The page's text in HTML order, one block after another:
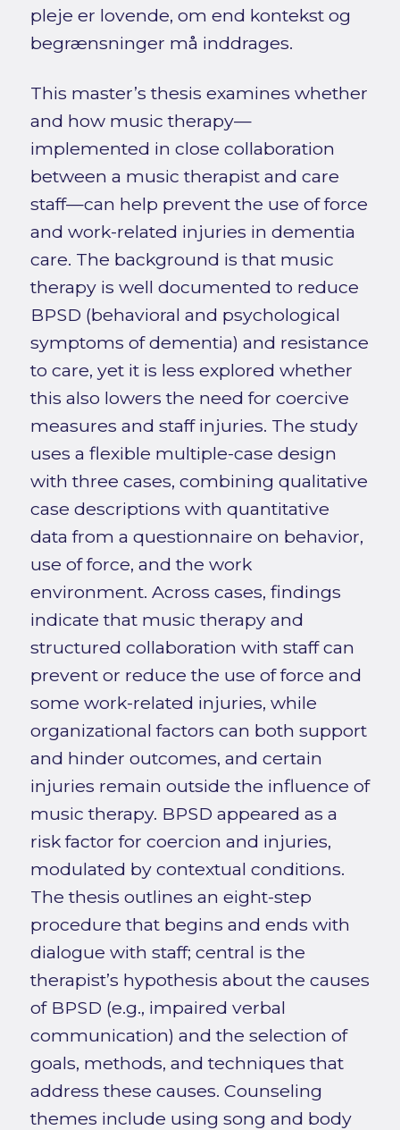
pleje er lovende, om end kontekst og
begrænsninger må inddrages.
This master’s thesis examines whether
and how music therapy—
implemented in close collaboration
between a music therapist and care
staff—can help prevent the use of force
and work-related injuries in dementia
care. The background is that music
therapy is well documented to reduce
BPSD (behavioral and psychological
symptoms of dementia) and resistance
to care, yet it is less explored whether
this also lowers the need for coercive
measures and staff injuries. The study
uses a flexible multiple-case design
with three cases, combining qualitative
case descriptions with quantitative
data from a questionnaire on behavior,
use of force, and the work
environment. Across cases, findings
indicate that music therapy and
structured collaboration with staff can
prevent or reduce the use of force and
some work-related injuries, while
organizational factors can both support
and hinder outcomes, and certain
injuries remain outside the influence of
music therapy. BPSD appeared as a
risk factor for coercion and injuries,
modulated by contextual conditions.
The thesis outlines an eight-step
procedure that begins and ends with
dialogue with staff; central is the
therapist’s hypothesis about the causes
of BPSD (e.g., impaired verbal
communication) and the selection of
goals, methods, and techniques that
address these causes. Counseling
themes include using song and body